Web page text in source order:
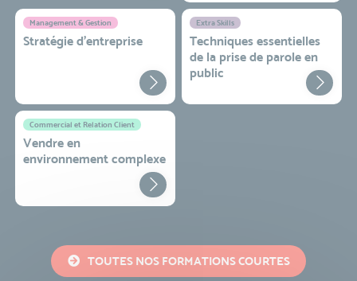
Management & Gestion
Stratégie d’entreprise
Extra Skills
Techniques essentielles
de la prise de parole en
public
Commercial et Relation Client
Vendre en
environnement complexe
TOUTES NOS FORMATIONS COURTES